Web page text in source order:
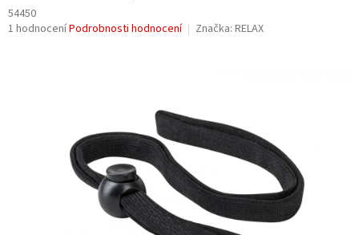
54450
Průměrné
1 hodnoceníPodrobnosti hodnocení Značka: RELAX